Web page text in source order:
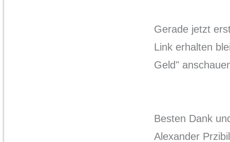
Gerade jetzt
Link erhalten
Geld"
Besten Dank
Alexander